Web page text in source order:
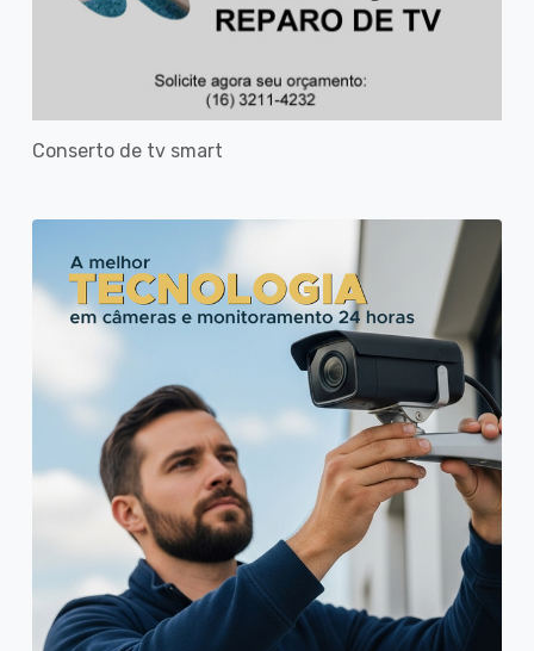
Conserto de tv smart